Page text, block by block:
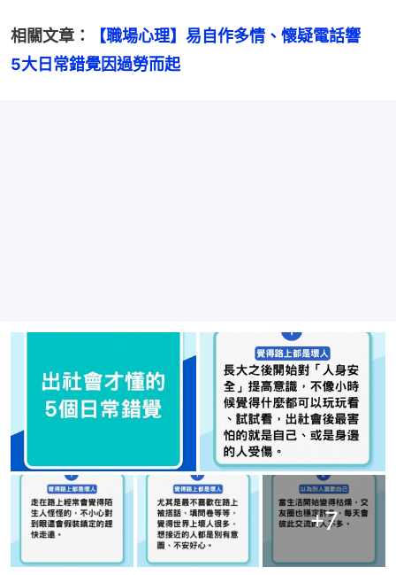
相關文章：
【職場心理】易自作多情、懷疑電話響
5大日常錯覺因過勞而起
+7